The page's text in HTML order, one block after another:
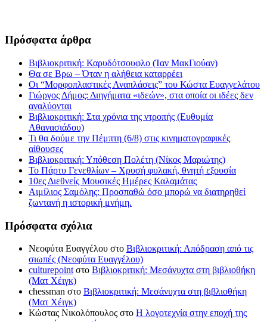
Πρόσφατα άρθρα
Βιβλιοκριτική: Καρυδότσουφλο (Ίαν ΜακΓιούαν)
Θα σε Βρω – Όταν η αλήθεια καταρρέει
Οι “Μορφοπλαστικές Αναπλάσεις” του Κώστα Ευαγγελάτου
Γιώργος Δήμος: Διηγήματα «ιδεών», στα οποία οι ιδέες δεν
αναλύονται
Βιβλιοκριτική: Στα χρόνια της ντροπής (Ευθυμία
Αθανασιάδου)
Τι θα δούμε την Πέμπτη (6/8) στις κινηματογραφικές
αίθουσες
Βιβλιοκριτική: Υπόθεση Πολέτη (Νίκος Μαριώτης)
Το Πάρτυ Γενεθλίων – Χρυσή φυλακή, θνητή εξουσία
10ες Διεθνείς Μουσικές Ημέρες Καλαμάτας
Αιμίλιος Σαμόλης: Προσπαθώ όσο μπορώ να διατηρηθεί
ζωντανή η ιστορική μνήμη.
Πρόσφατα σχόλια
Νεοφύτα Ευαγγέλου στο Βιβλιοκριτική: Απόδραση από τις
σιωπές (Νεοφύτα Ευαγγέλου)
culturepointστο Βιβλιοκριτική: Μεσάνυχτα στη βιβλιοθήκη
(Ματ Χέιγκ)
chessman στο Βιβλιοκριτική: Μεσάνυχτα στη βιβλιοθήκη
(Ματ Χέιγκ)
Κώστας Νικολόπουλος στο Η λογοτεχνία στην εποχή της